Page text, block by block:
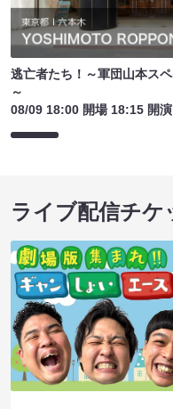
逃亡者たち！～軍団山本ス
～
08/09 18:00 開場 18:15 開演
ライブ配信チケ